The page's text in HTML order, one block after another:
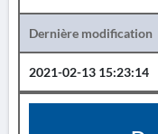
Dernière modification
2021-02-13 15:23:14